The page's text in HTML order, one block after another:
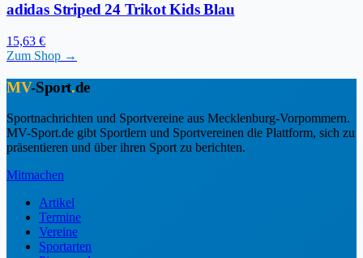
adidas Striped 24 Trikot Kids Blau
15,63 €
Zum Shop →
MV-Sport.de
Sportnachrichten und Sportvereine aus Mecklenburg-Vorpommern.
MV-Sport.de gibt Sportlern und Sportvereinen die Plattform, sich zu
präsentieren und über ihren Sport zu berichten.
Mitmachen
Artikel
Termine
Vereine
Sportarten